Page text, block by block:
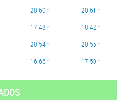
20.60
20.61
17.48
18.42
20.54
20.55
16.66 17.50